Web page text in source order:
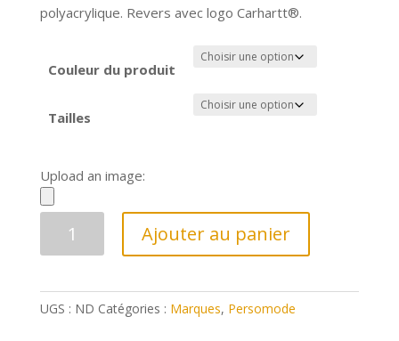
polyacrylique. Revers avec logo Carhartt®.
Couleur du produit
Tailles
Upload an image:
Carhartt (6
couleurs)
Ajouter au panier
UGS : ND Catégories : Marques, Persomode